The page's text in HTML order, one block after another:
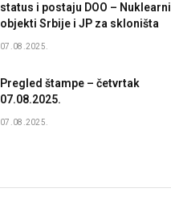
status i postaju DOO – Nuklearni
objekti Srbije i JP za skloništa
07.08.2025.
Pregled štampe – četvrtak
07.08.2025.
07.08.2025.